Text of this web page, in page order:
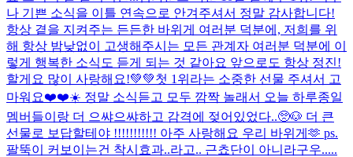
나 기쁜 소식을 이틀 연속으로 안겨주셔서 정말 감사합니다!
항상 곁을 지켜주는 든든한 바위게 여러분 덕분에, 저희를 위
해 항상 밤낮없이 고생해주시는 모든 관계자 여러분 덕분에 이
렇게 행복한 소식도 듣게 되는 것 같아요 앞으로도 항상 정진!
할게요 많이 사랑해요!💚💚첫 1위라는 소중한 선물 주셔서 고
마워요❤️❤️☀️ 정말 소식듣고 모두 깜짝 놀래서 오늘 하루종일
멤버들이랑 더 으쌰으쌰하고 감격에 젖어있었다..🥺🐶 더 큰
선물로 보답할테야 !!!!!!!!!!! 아주 사랑해요 우리 바위게🫶 ps.
팔뚝이 커보이는건 착시효과..라고.. 근쵸단이 아니라구우.....